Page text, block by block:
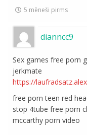
5 mēneši pirms
dianncc9
Sex games free porn
jerkmate
https://
free porn teen red
stop 4tube free porn
mccarthy porn video